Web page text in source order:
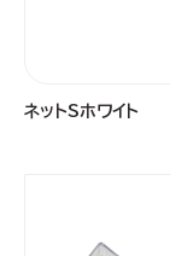
ネットSホワイト